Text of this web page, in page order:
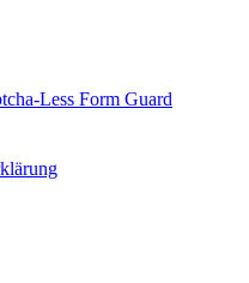
Less Form Guard